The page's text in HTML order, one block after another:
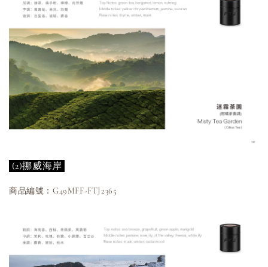
(2)挪威海岸
商品編號：G49MFF-FTJ2365